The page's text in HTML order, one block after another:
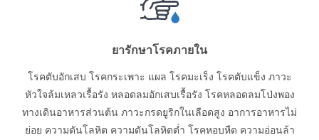
ยารักษาโรคภายใน
โรคตับอักเสบ โรคกระเพาะ แผล โรคมะเร็ง โรคตับแข็ง ภาวะ
หัวใจล้มเหลวเรื้อรัง หลอดลมอักเสบเรื้อรัง โรคหลอดลมโป่งพอง
ทางเดินอาหารส่วนต้น ภาวะกรดยูริกในเลือดสูง อาการอาหารไม่
ย่อย ความดันโลหิต ความดันโลหิตต่ำ โรคหอบหืด ความอ่อนล้า